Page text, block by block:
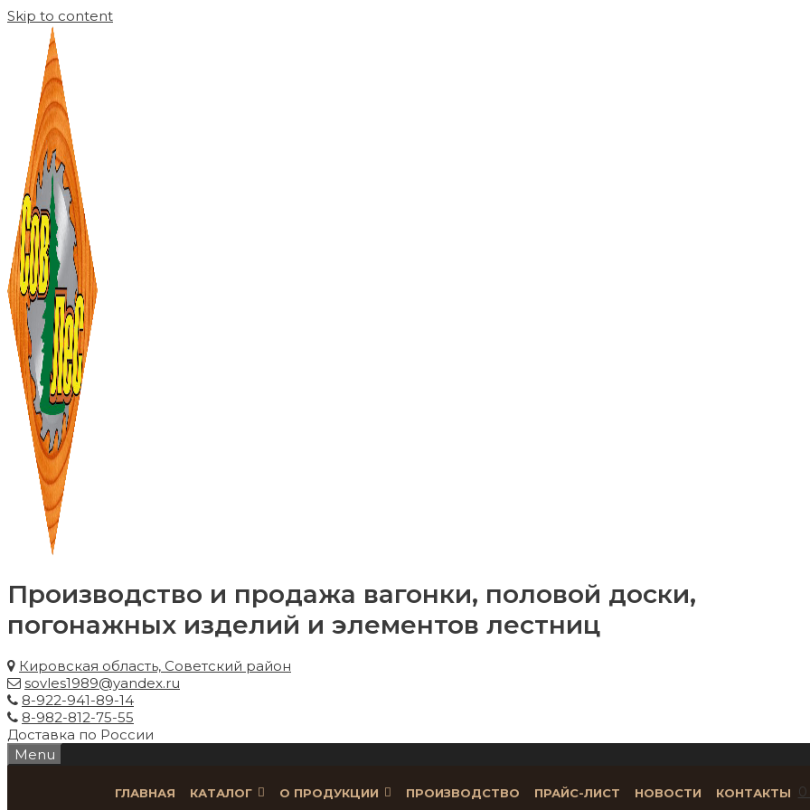
Skip to content
Производство и продажа вагонки, половой доски,
погонажных изделий и элементов лестниц
Кировская область, Советский район
sovles1989@yandex.ru
8-922-941-89-14
8-982-812-75-55
Доставка по России
Menu
ГЛАВНАЯ КАТАЛОГ О ПРОДУКЦИИ ПРОИЗВОДСТВО ПРАЙС-ЛИСТ НОВОСТИ КОНТАКТЫ 0